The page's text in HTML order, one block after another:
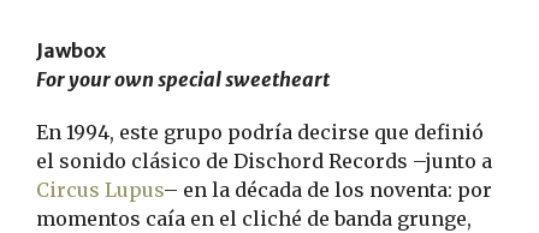
Jawbox
For your own special sweetheart
En 1994, este grupo podría decirse que definió
el sonido clásico de Dischord Records –junto a
Circus Lupus– en la década de los noventa: por
momentos caía en el cliché de banda grunge,